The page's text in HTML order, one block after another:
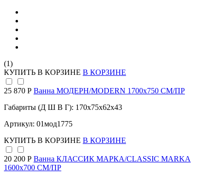
(1)
КУПИТЬ В КОРЗИНЕ В КОРЗИНЕ
25 870 Р Ванна МОДЕРН/MODERN 1700х750 СМ/ПР
Габариты (Д Ш В Г): 170x75x62x43
Артикул: 01мод1775
КУПИТЬ В КОРЗИНЕ В КОРЗИНЕ
20 200 Р Ванна КЛАССИК МАРКА/CLASSIC MARKA
1600х700 СМ/ПР